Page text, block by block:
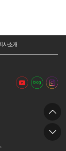
사소개